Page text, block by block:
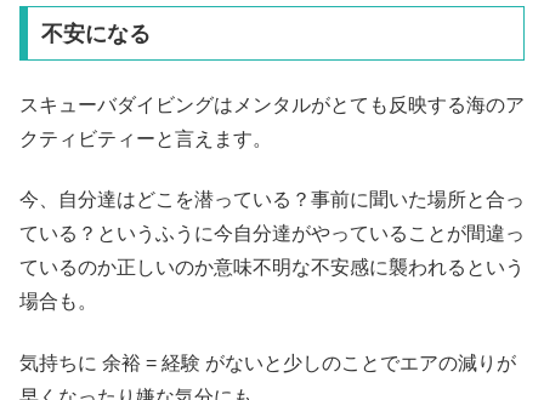
不安になる
スキューバダイビングはメンタルがとても反映する海のア
クティビティーと言えます。
今、自分達はどこを潜っている？事前に聞いた場所と合っ
ている？というふうに今自分達がやっていることが間違っ
ているのか正しいのか意味不明な不安感に襲われるという
場合も。
気持ちに 余裕 = 経験 がないと少しのことでエアの減りが